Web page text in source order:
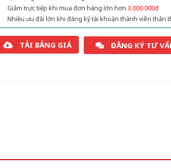
Giảm trực tiếp khi mua đơn hàng lớn hơn 3.000.000đ
Nhiều ưu đãi lớn khi đăng ký tài khoản thành viên thân
TẢI BẢNG GIÁ ĐĂNG KÝ TƯ